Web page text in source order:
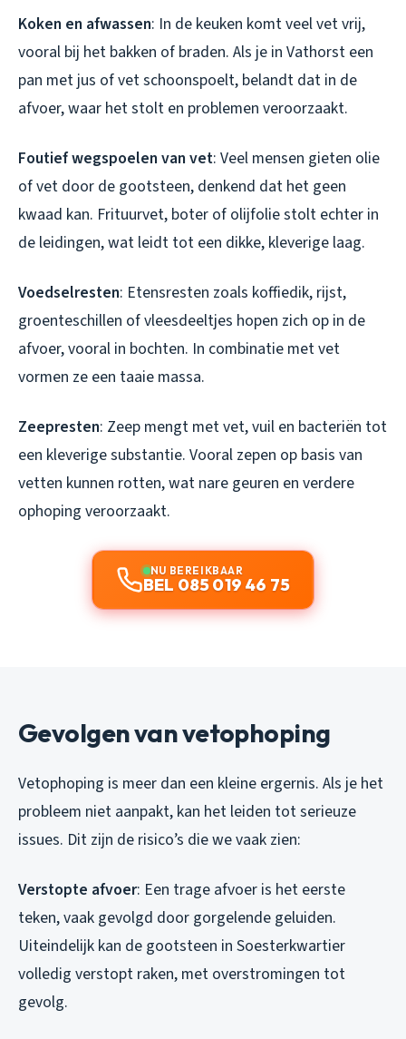
Koken en afwassen: In de keuken komt veel vet vrij,
vooral bij het bakken of braden. Als je in Vathorst een
pan met jus of vet schoonspoelt, belandt dat in de
afvoer, waar het stolt en problemen veroorzaakt.
Foutief wegspoelen van vet: Veel mensen gieten olie
of vet door de gootsteen, denkend dat het geen
kwaad kan. Frituurvet, boter of olijfolie stolt echter in
de leidingen, wat leidt tot een dikke, kleverige laag.
Voedselresten: Etensresten zoals koffiedik, rijst,
groenteschillen of vleesdeeltjes hopen zich op in de
afvoer, vooral in bochten. In combinatie met vet
vormen ze een taaie massa.
Zeepresten: Zeep mengt met vet, vuil en bacteriën tot
een kleverige substantie. Vooral zepen op basis van
vetten kunnen rotten, wat nare geuren en verdere
ophoping veroorzaakt.
NU BEREIKBAAR
BEL 085 019 46 75
Gevolgen van vetophoping
Vetophoping is meer dan een kleine ergernis. Als je het
probleem niet aanpakt, kan het leiden tot serieuze
issues. Dit zijn de risico’s die we vaak zien:
Verstopte afvoer: Een trage afvoer is het eerste
teken, vaak gevolgd door gorgelende geluiden.
Uiteindelijk kan de gootsteen in Soesterkwartier
volledig verstopt raken, met overstromingen tot
gevolg.